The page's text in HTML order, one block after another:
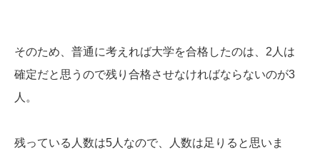
そのため、普通に考えれば大学を合格したのは、2人は
確定だと思うので残り合格させなければならないのが3
人。
残っている人数は5人なので、人数は足りると思いま